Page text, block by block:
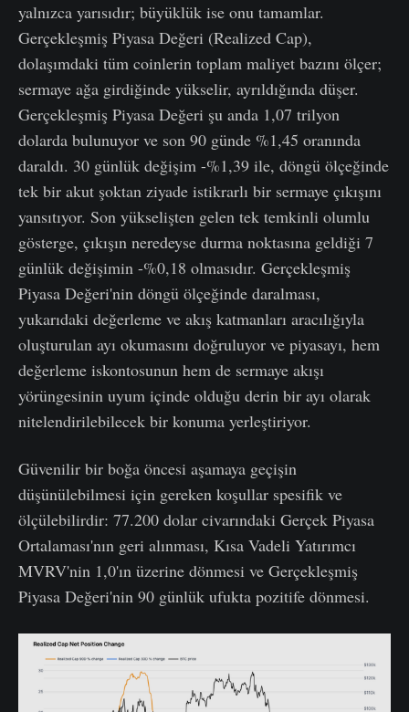
yalnızca yarısıdır; büyüklük ise onu tamamlar.
Gerçekleşmiş Piyasa Değeri (Realized Cap),
dolaşımdaki tüm coinlerin toplam maliyet bazını ölçer;
sermaye ağa girdiğinde yükselir, ayrıldığında düşer.
Gerçekleşmiş Piyasa Değeri şu anda 1,07 trilyon
dolarda bulunuyor ve son 90 günde %1,45 oranında
daraldı. 30 günlük değişim -%1,39 ile, döngü ölçeğinde
tek bir akut şoktan ziyade istikrarlı bir sermaye çıkışını
yansıtıyor. Son yükselişten gelen tek temkinli olumlu
gösterge, çıkışın neredeyse durma noktasına geldiği 7
günlük değişimin -%0,18 olmasıdır. Gerçekleşmiş
Piyasa Değeri'nin döngü ölçeğinde daralması,
yukarıdaki değerleme ve akış katmanları aracılığıyla
oluşturulan ayı okumasını doğruluyor ve piyasayı, hem
değerleme iskontosunun hem de sermaye akışı
yörüngesinin uyum içinde olduğu derin bir ayı olarak
nitelendirilebilecek bir konuma yerleştiriyor.
Güvenilir bir boğa öncesi aşamaya geçişin
düşünülebilmesi için gereken koşullar spesifik ve
ölçülebilirdir: 77.200 dolar civarındaki Gerçek Piyasa
Ortalaması'nın geri alınması, Kısa Vadeli Yatırımcı
MVRV'nin 1,0'ın üzerine dönmesi ve Gerçekleşmiş
Piyasa Değeri'nin 90 günlük ufukta pozitife dönmesi.